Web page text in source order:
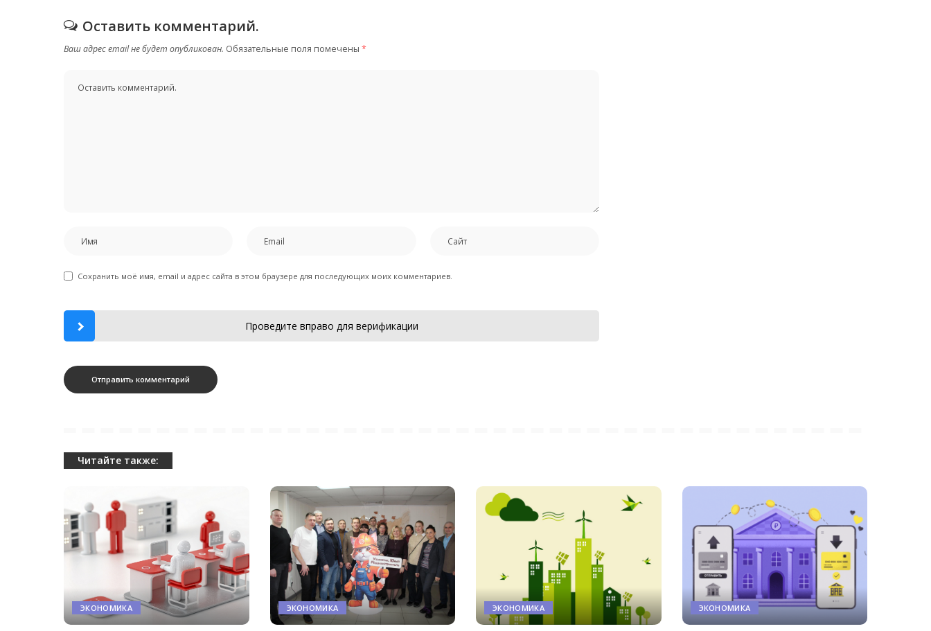
Оставить комментарий.
Ваш адрес email не будет опубликован. Обязательные поля помечены *
Сохранить моё имя, email и адрес сайта в этом браузере для последующих моих комментариев.
Проведите вправо для верификации
Читайте также:
ЭКОНОМИКА ЭКОНОМИКА ЭКОНОМИКА ЭКОНОМИКА